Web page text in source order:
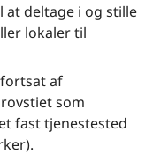
deltage i og stille
lokaler til
af
som
fast tjenestested